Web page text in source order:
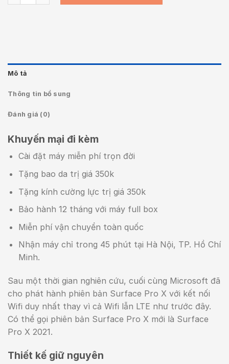
Mô tả
Thông tin bổ sung
Đánh giá (0)
Khuyến mại đi kèm
Cài đặt máy miễn phí trọn đời
Tặng bao da trị giá 350k
Tặng kính cường lực trị giá 350k
Bảo hành 12 tháng với máy full box
Miễn phí vận chuyển toàn quốc
Nhận máy chỉ trong 45 phút tại Hà Nội, TP. Hồ Chí
Minh.
Sau một thời gian nghiên cứu, cuối cùng Microsoft đã
cho phát hành phiên bản Surface Pro X với kết nối
Wifi duy nhất thay vì cả Wifi lẫn LTE như trước đây.
Có thể gọi phiên bản Surface Pro X mới là Surface
Pro X 2021.
Thiết kế giữ nguyên